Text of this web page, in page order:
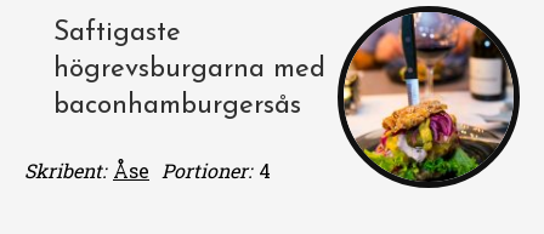
Saftigaste
högrevsburgarna med
baconhamburgersås
Skribent: Åse Portioner: 4